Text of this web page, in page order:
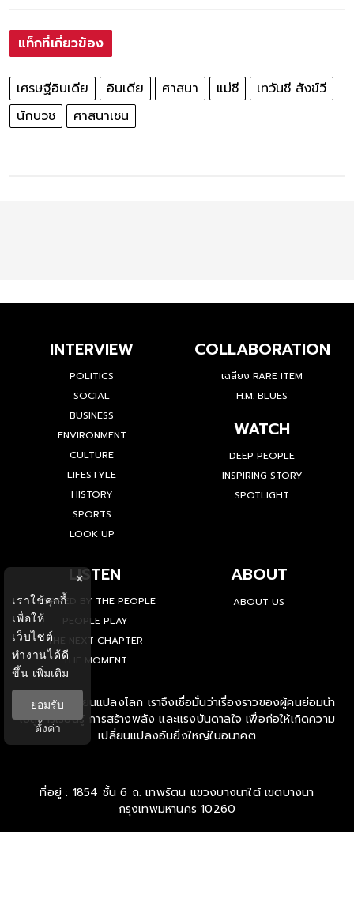
แท็กที่เกี่ยวข้อง
เศรษฐีอินเดีย อินเดีย ศาสนา แม่ชี
เทวันชี สังข์วี
นักบวช
ศาสนาเชน
INTERVIEW
POLITICS
SOCIAL
BUSINESS
ENVIRONMENT
CULTURE
LIFESTYLE
HISTORY
SPORTS
LOOK UP
COLLABORATION
เฉลียง RARE ITEM
H.M. BLUES
WATCH
DEEP PEOPLE
INSPIRING STORY
SPOTLIGHT
LISTEN
INSPIRED BY THE PEOPLE
PEOPLE PLAY
THE NEXT CHAPTER
THE MOMENT
ABOUT
ABOUT US
'คน' คือผู้เปลี่ยนแปลงโลก เราจึงเชื่อมั่นว่าเรื่องราวของผู้คนย่อมนำ
ไปสู่การเรียนรู้ การสร้างพลัง และแรงบันดาลใจ เพื่อก่อให้เกิดความ
เปลี่ยนแปลงอันยิ่งใหญ่ในอนาคต
ที่อยู่ : 1854 ชั้น 6 ถ. เทพรัตน แขวงบางนาใต้ เขตบางนา
กรุงเทพมหานคร 10260
ติดต่อโฆษณา
×
เราใช้คุกกี้
เพื่อให้
เว็บไซต์
ทำงานได้ดี
ขึ้น เพิ่มเติม
ยอมรับ
ตั้งค่า